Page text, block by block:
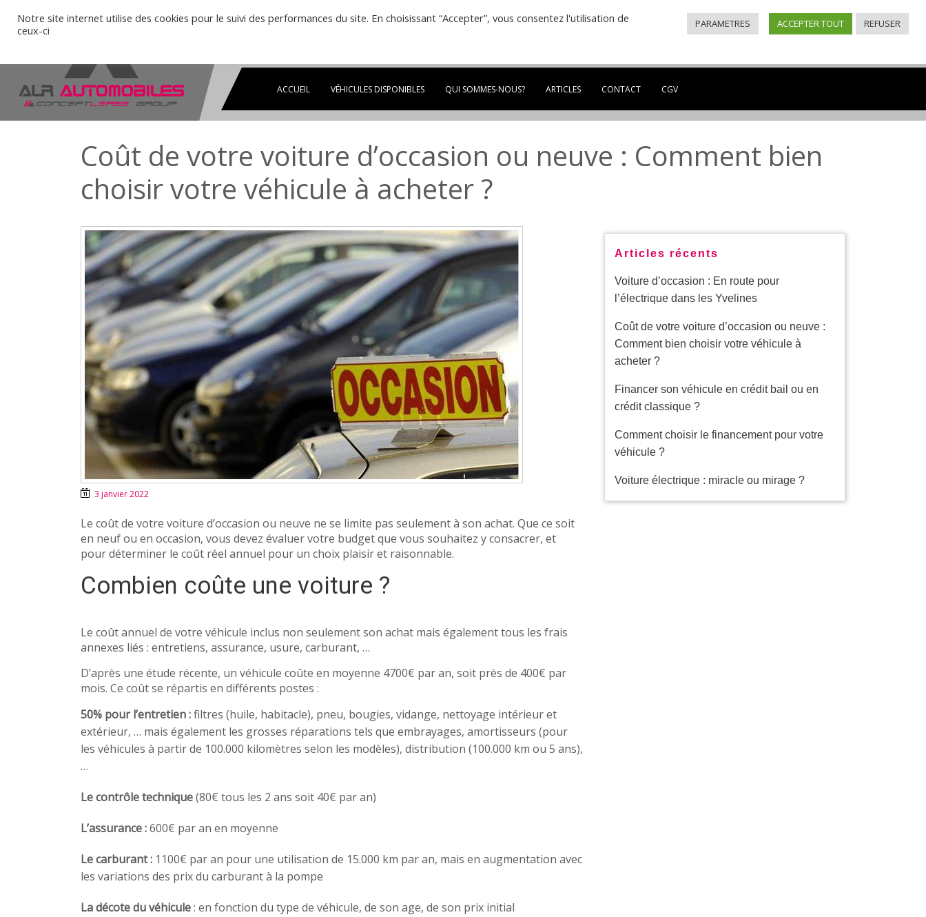
07 49 13 75 19
Du lundi au vendredi de 9:00 à 12:30 et de
ACCUEIL VÉHICULES DISPONIBLES QUI SOMMES-NOUS? ARTICLES CONTACT CGV
Coût de votre voiture d’occasion ou neuve : Comment bien
choisir votre véhicule à acheter ?
3 janvier 2022
Le coût de votre voiture d’occasion ou neuve ne se limite pas seulement à son achat. Que ce soit
en neuf ou en occasion, vous devez évaluer votre budget que vous souhaitez y consacrer, et
pour déterminer le coût réel annuel pour un choix plaisir et raisonnable.
Combien coûte une voiture ?
Le coût annuel de votre véhicule inclus non seulement son achat mais également tous les frais
annexes liés : entretiens, assurance, usure, carburant, …
D’après une étude récente, un véhicule coûte en moyenne 4700€ par an, soit près de 400€ par
mois. Ce coût se répartis en différents postes :
50% pour l’entretien :filtres (huile, habitacle), pneu, bougies, vidange, nettoyage intérieur et
extérieur, … mais également les grosses réparations tels que embrayages, amortisseurs (pour
les véhicules à partir de 100.000 kilomètres selon les modèles), distribution (100.000 km ou 5 ans),
…
Le contrôle technique(80€ tous les 2 ans soit 40€ par an)
L’assurance :600€ par an en moyenne
Le carburant : 1100€ par an pour une utilisation de 15.000 km par an, mais en augmentation avec
les variations des prix du carburant à la pompe
La décote du véhicule: en fonction du type de véhicule, de son age, de son prix initial
Articles récents
Voiture d’occasion : En route pour
l’électrique dans les Yvelines
Coût de votre voiture d’occasion ou neuve :
Comment bien choisir votre véhicule à
acheter ?
Financer son véhicule en crédit bail ou en
crédit classique ?
Comment choisir le financement pour votre
véhicule ?
Voiture électrique : miracle ou mirage ?
Notre site internet utilise des cookies pour le suivi des performances du site. En choisissant “Accepter”, vous consentez l'utilisation de
ceux-ci
PARAMETRES ACCEPTER TOUT REFUSER